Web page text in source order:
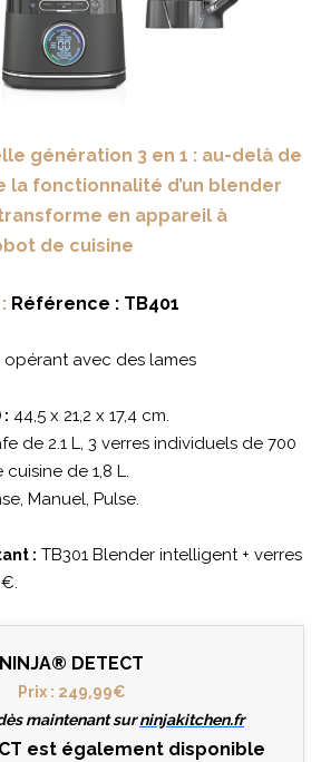
génération 3 en 1 : au-delà de
la fonctionnalité d’un blender
en appareil à
de cuisine
Référence : TB401
opérant avec des lames
: 44,5 x 21,2 x 17,4 cm.
de 2.1 L, 3 verres individuels de 700
de 1,8 L.
Manuel, Pulse.
: TB301 Blender intelligent + verres
NINJA® DETECT
Prix : 249,99€
maintenant surninjakitchen.fr
est également disponible